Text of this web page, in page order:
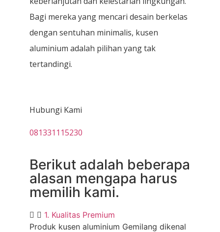
Bagi mereka yang mencari desain berkelas
dengan sentuhan minimalis, kusen
aluminium adalah pilihan yang tak
tertandingi.
Hubungi Kami
081331115230
Berikut adalah beberapa
alasan mengapa harus
memilih kami.
1. Kualitas Premium
Produk kusen aluminium Gemilang dikenal